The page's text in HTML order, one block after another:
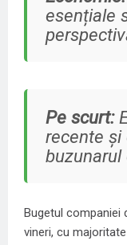
esențiale
Pe scurt:
recente și
buzunarul
Bugetul
vineri, cu